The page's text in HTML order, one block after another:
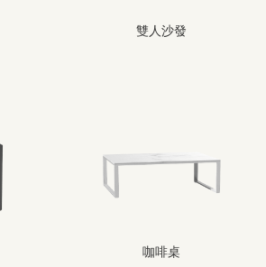
雙人沙發
咖啡桌